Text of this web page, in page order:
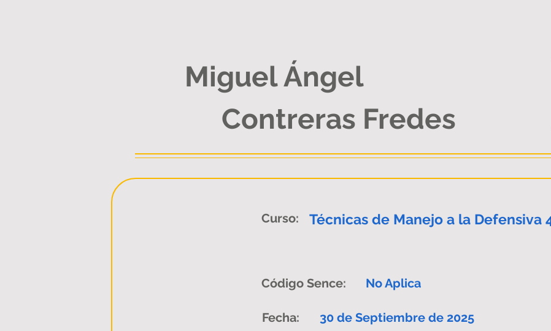
Contreras Fredes
Miguel Ángel
Curso: Técnicas de Manejo a la Defensiva
Código Sence: No Aplica
Fecha: 30 de Septiembre de 2025